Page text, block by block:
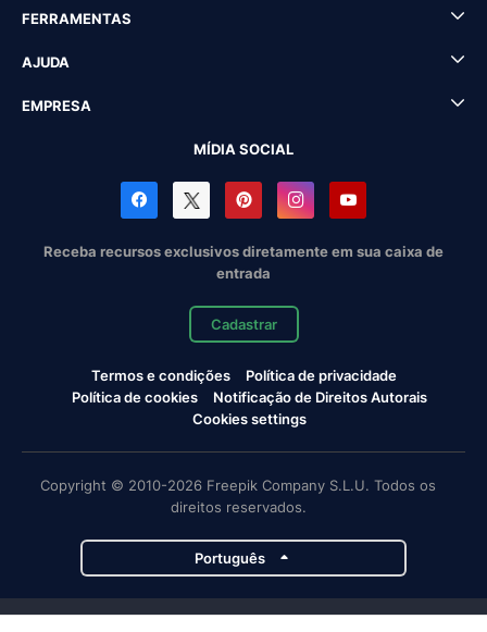
FERRAMENTAS
AJUDA
EMPRESA
MÍDIA SOCIAL
Receba recursos exclusivos diretamente em sua caixa de
entrada
Cadastrar
Termos e condições
Política de privacidade
Política de cookies
Notificação de Direitos Autorais
Cookies settings
Copyright © 2010-2026 Freepik Company S.L.U. Todos os
direitos reservados.
Português